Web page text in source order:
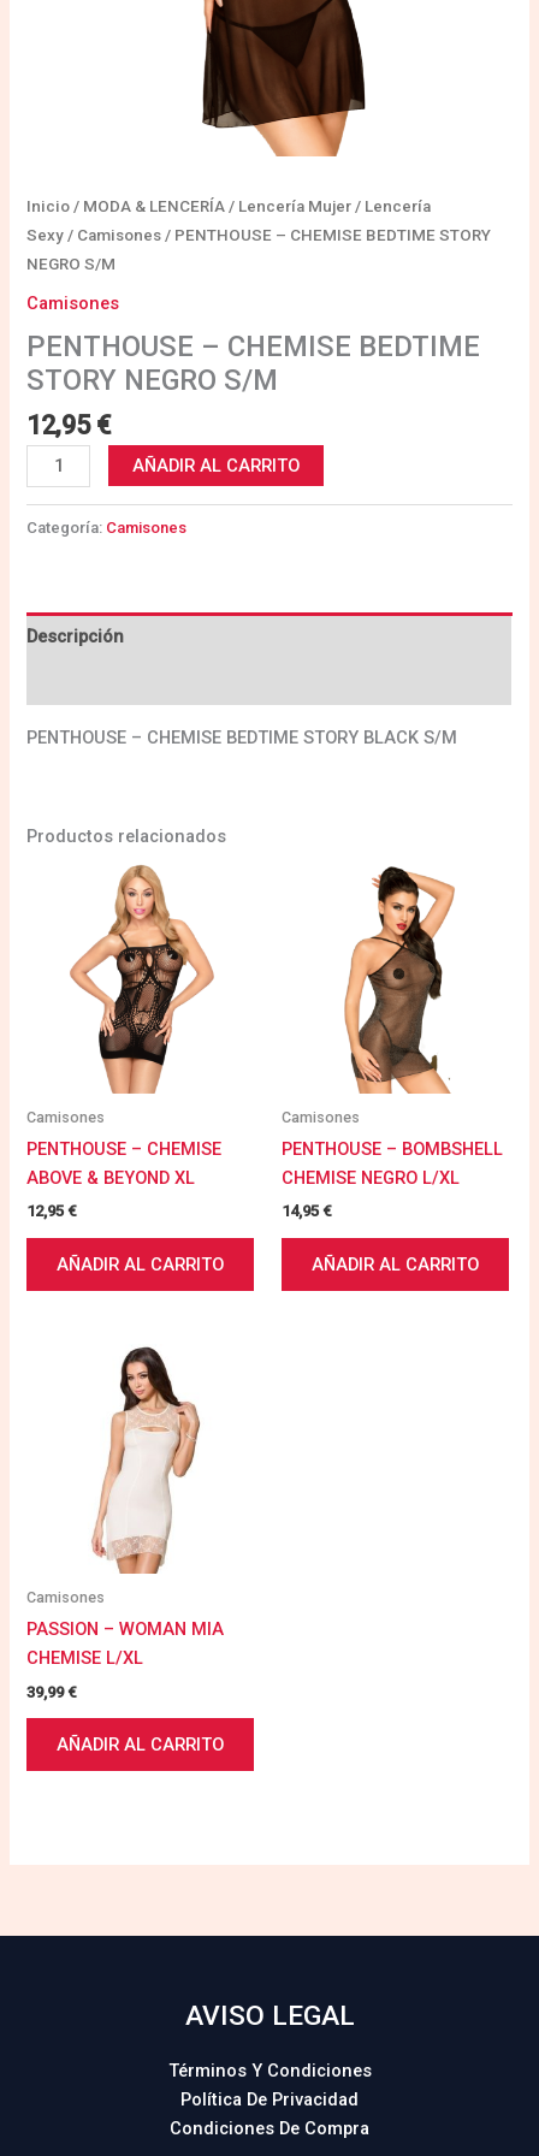
Inicio / MODA & LENCERÍA / Lencería Mujer / Lencería
Sexy / Camisones / PENTHOUSE – CHEMISE BEDTIME STORY
NEGRO S/M
Camisones
PENTHOUSE – CHEMISE BEDTIME
STORY NEGRO S/M
12,95 €
AÑADIR AL CARRITO
Categoría: Camisones
Descripción
PENTHOUSE – CHEMISE BEDTIME STORY BLACK S/M
Productos relacionados
Camisones
PENTHOUSE – CHEMISE
ABOVE & BEYOND XL
12,95€
AÑADIR AL CARRITO
Camisones
PENTHOUSE – BOMBSHELL
CHEMISE NEGRO L/XL
14,95€
AÑADIR AL CARRITO
Camisones
PASSION – WOMAN MIA
CHEMISE L/XL
39,99€
AÑADIR AL CARRITO
AVISO LEGAL
Términos Y Condiciones
Política De Privacidad
Condiciones De Compra